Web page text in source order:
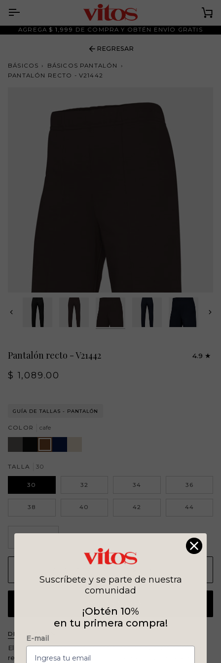
contenido
AGREGA $ 1,999 DE COMPRA Y OBTÉN ENVÍO GRATIS
REGRESAR
BÁSICOS › BÁSICOS PANTALÓN
›
PANTALÓN RECTO - V21442
Pantalón recto - V21442 4.9
$ 1,089.00
GUÍA DE TALLAS - PANTALÓN
COLOR cafe
oxfordnegrocafeazulbeige
TALLA 30
30 32 34 36
38 40 42 44
−
DESCRIPCIÓN
Elegancia y comodidad se combinan en nuestro pantalón
recto con planchado simulado al frente. Disponible en
Suscríbete y se parte de nuestra
comunidad
¡Obtén 10%
en tu primera compra!
E-mail